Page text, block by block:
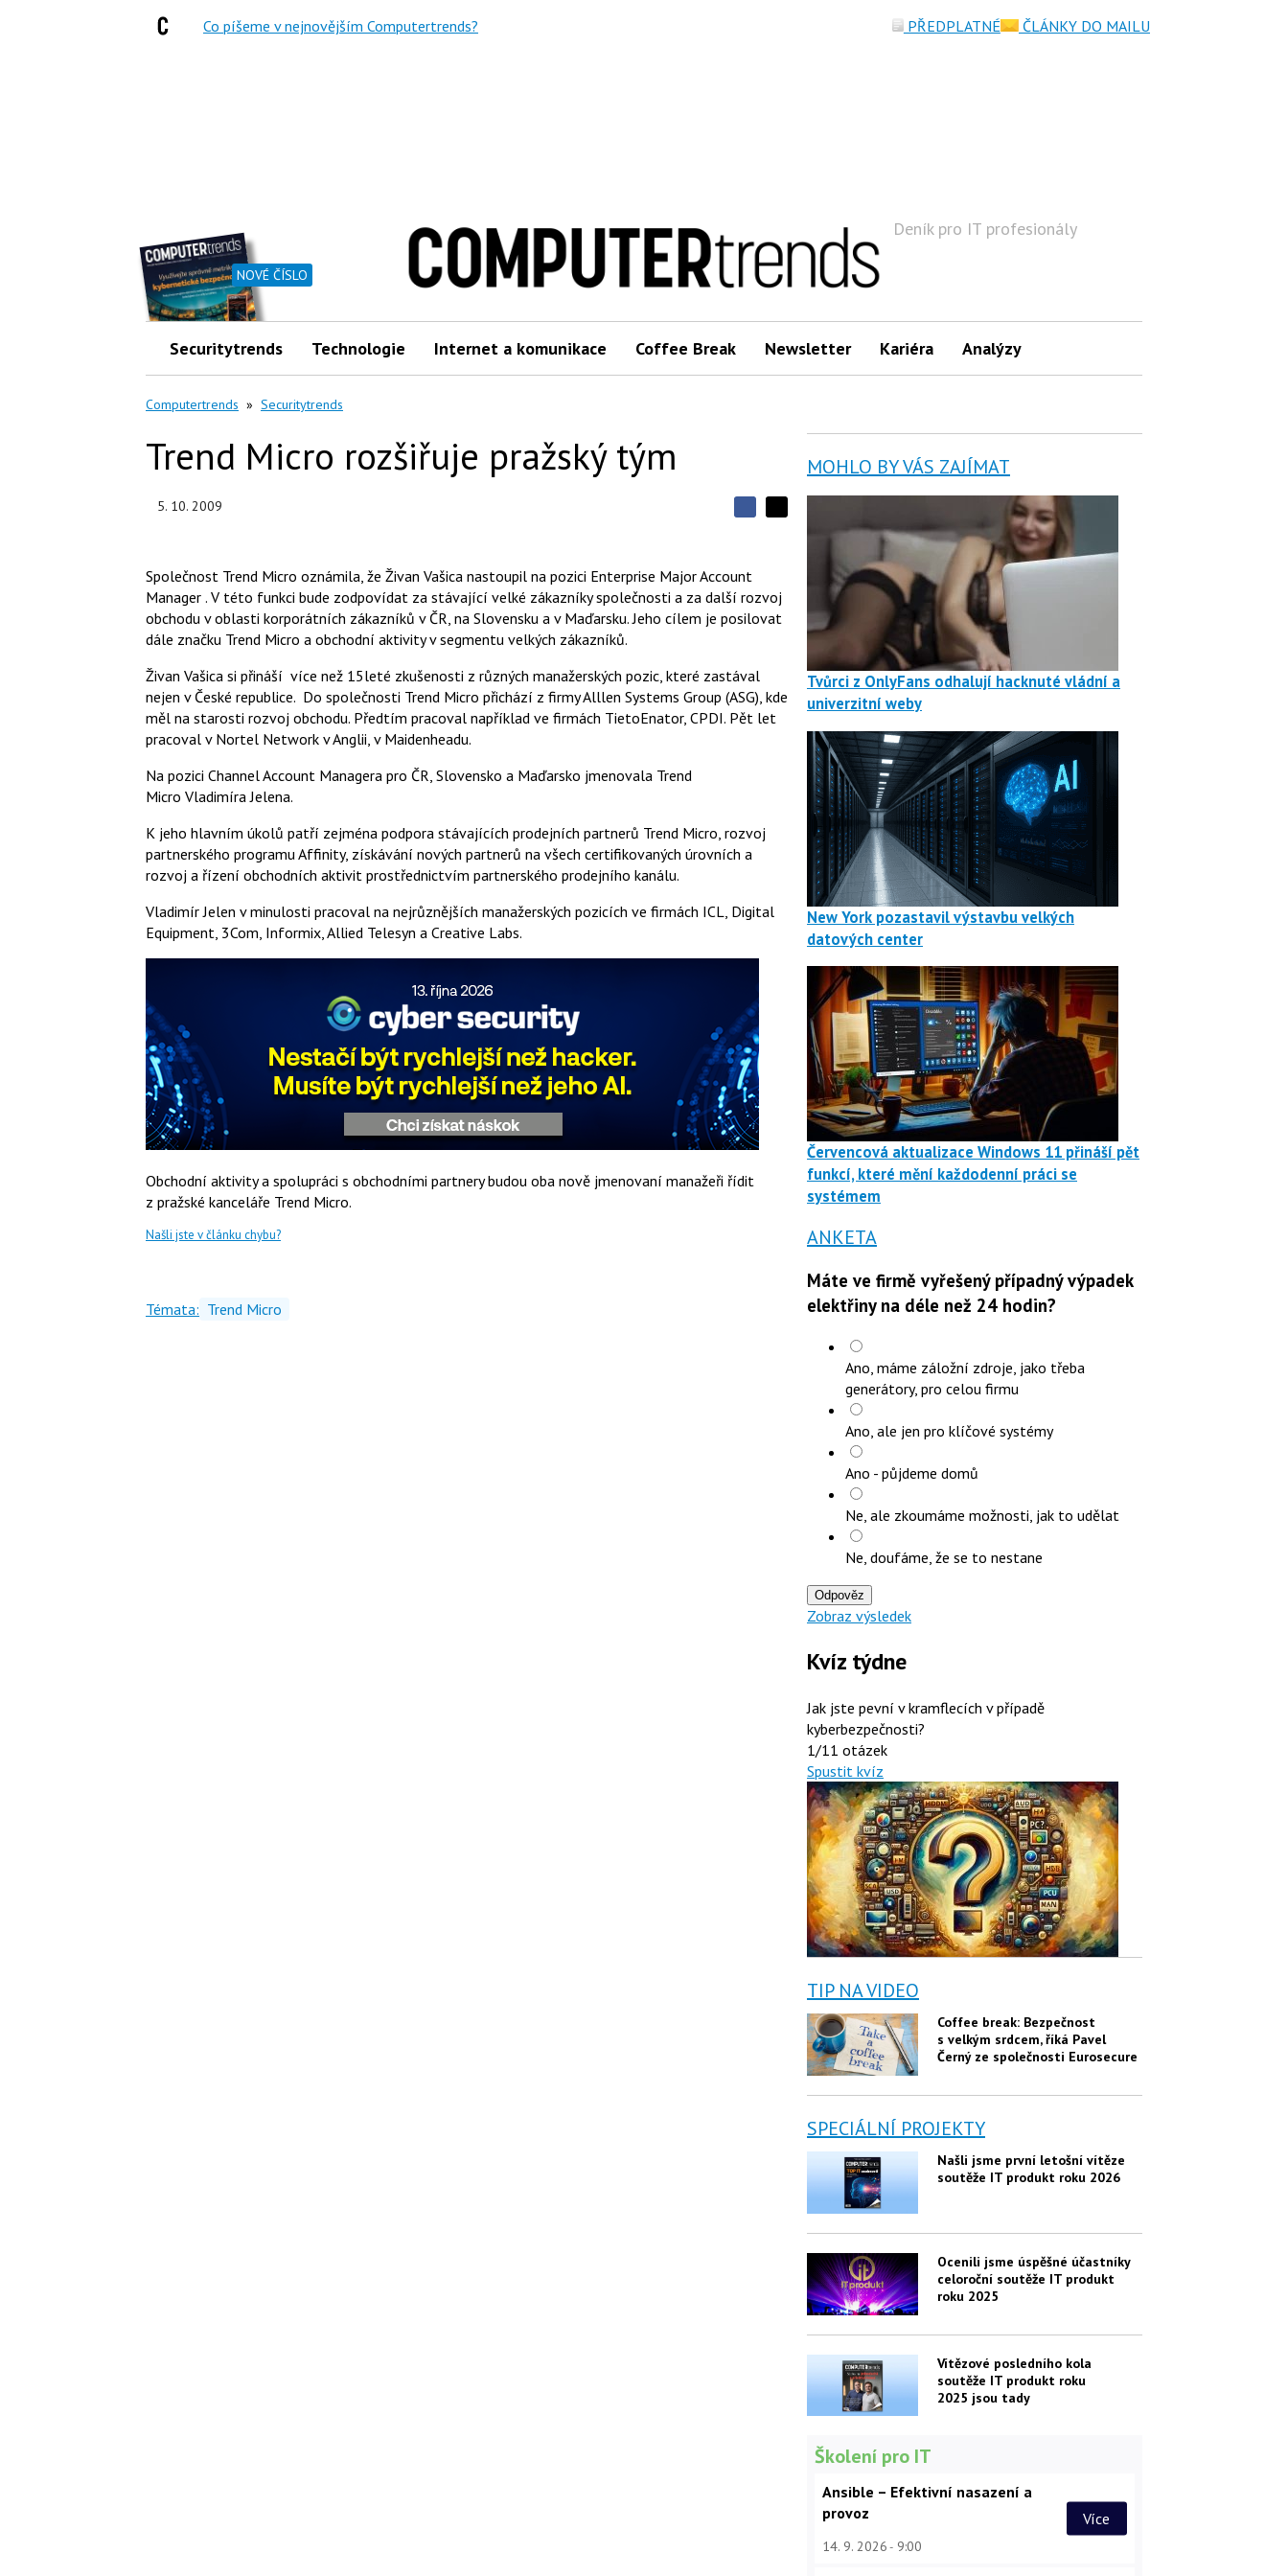
NOVÉ ČÍSLO
Deník pro IT profesionály
Securitytrends Technologie Internet a komunikace Coffee Break Newsletter Kariéra Analýzy
Computertrends » Securitytrends
Trend Micro rozšiřuje pražský tým
5. 10. 2009
S
l
e
S
e
t
e
a
c
e
b
j
t
e
t
X
Společnost Trend Micro oznámila, že Živan Vašica nastoupil na pozici Enterprise Major Account
Manager . V této funkci bude zodpovídat za stávající velké zákazníky společnosti a za další rozvoj
obchodu v oblasti korporátních zákazníků v ČR, na Slovensku a v Maďarsku.Jeho cílem je posilovat
dále značku Trend Micro a obchodní aktivity v segmentu velkých zákazníků.
Živan Vašica si přináší více než 15leté zkušenosti z různých manažerských pozic, které zastával
nejen v České republice. Do společnosti Trend Micro přichází z firmy Alllen Systems Group (ASG), kde
měl na starosti rozvoj obchodu. Předtím pracoval například ve firmách TietoEnator, CPDI. Pět let
pracoval v Nortel Network v Anglii, v Maidenheadu.
Na pozici Channel Account Managera pro ČR, Slovensko a Maďarsko jmenovala Trend
Micro Vladimíra Jelena.
K jeho hlavním úkolů patří zejména podpora stávajících prodejních partnerů Trend Micro, rozvoj
partnerského programu Affinity, získávání nových partnerů na všech certifikovaných úrovních a
rozvoj a řízení obchodních aktivit prostřednictvím partnerského prodejního kanálu.
Vladimír Jelen v minulosti pracoval na nejrůznějších manažerských pozicích ve firmách ICL, Digital
Equipment, 3Com, Informix, Allied Telesyn a Creative Labs.
Obchodní aktivity a spolupráci s obchodními partnery budou oba nově jmenovaní manažeři řídit
z pražské kanceláře Trend Micro.
Našli jste v článku chybu?
Témata: Trend Micro
MOHLO BY VÁS ZAJÍMAT
Tvůrci z OnlyFans odhalují hacknuté vládní a
univerzitní weby
New York pozastavil výstavbu velkých
datových center
Červencová aktualizace Windows 11 přináší pět
funkcí, které mění každodenní práci se
systémem
ANKETA
Máte ve firmě vyřešený případný výpadek
elektřiny na déle než 24 hodin?
Ano, máme záložní zdroje, jako třeba
generátory, pro celou firmu
Ano, ale jen pro klíčové systémy
Ano - půjdeme domů
Ne, ale zkoumáme možnosti, jak to udělat
Ne, doufáme, že se to nestane
Odpověz
Zobraz výsledek
Kvíz týdne
Jak jste pevní v kramflecích v případě
kyberbezpečnosti?
1/11 otázek
Spustit kvíz
TIP NA VIDEO
Coffee break: Bezpečnost
s velkým srdcem, říká Pavel
Černý ze společnosti Eurosecure
SPECIÁLNÍ PROJEKTY
Našli jsme první letošní vítěze
soutěže IT produkt roku 2026
Ocenili jsme úspěšné účastníky
celoroční soutěže IT produkt
roku 2025
Vítězové posledního kola
soutěže IT produkt roku
2025 jsou tady
Školení pro IT
Ansible – Efektivní nasazení a
provoz
14. 9. 2026 9:00
Více
Co píšeme v nejnovějším Computertrends? PŘEDPLATNÉ ČLÁNKY DO MAILU